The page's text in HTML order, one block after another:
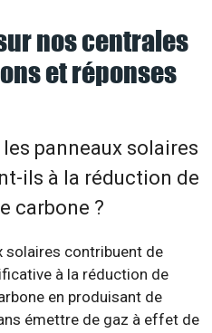
nos centrales
et réponses
panneaux solaires
ils à la réduction de
carbone ?
solaires contribuent de
à la réduction de
en produisant de
émettre de gaz à effet de